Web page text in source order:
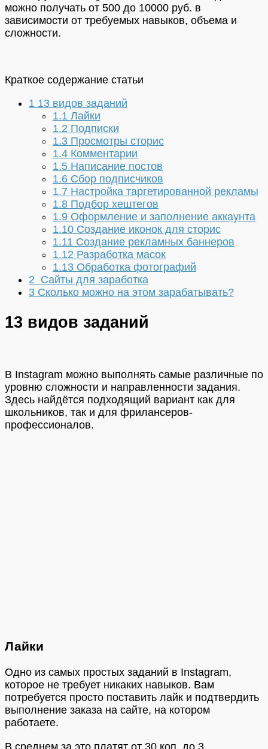
можно получать от 500 до 10000 руб. в
зависимости от требуемых навыков, объема и
сложности.
Краткое содержание статьи
1 13 видов заданий
1.1 Лайки
1.2 Подписки
1.3 Просмотры сторис
1.4 Комментарии
1.5 Написание постов
1.6 Сбор подписчиков
1.7 Настройка таргетированной рекламы
1.8 Подбор хештегов
1.9 Оформление и заполнение аккаунта
1.10 Создание иконок для сторис
1.11 Создание рекламных баннеров
1.12 Разработка масок
1.13 Обработка фотографий
2 Сайты для заработка
3 Сколько можно на этом зарабатывать?
13 видов заданий
В Instagram можно выполнять самые различные по
уровню сложности и направленности задания.
Здесь найдётся подходящий вариант как для
школьников, так и для фрилансеров-
профессионалов.
Лайки
Одно из самых простых заданий в Instagram,
которое не требует никаких навыков. Вам
потребуется просто поставить лайк и подтвердить
выполнение заказа на сайте, на котором
работаете.
В среднем за это платят от 30 коп. до 3